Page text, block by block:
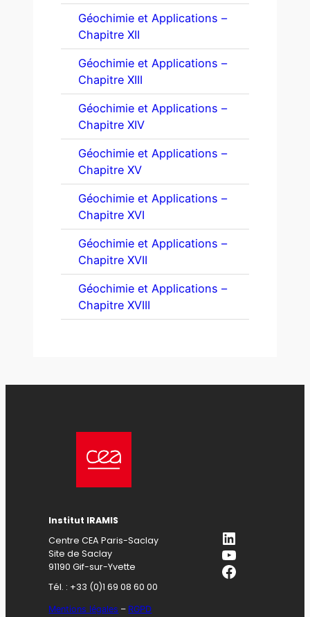
Géochimie et Applications –
Chapitre XII
Géochimie et Applications –
Chapitre XIII
Géochimie et Applications –
Chapitre XIV
Géochimie et Applications –
Chapitre XV
Géochimie et Applications –
Chapitre XVI
Géochimie et Applications –
Chapitre XVII
Géochimie et Applications –
Chapitre XVIII
Institut IRAMIS
Centre CEA Paris-Saclay
Site de Saclay
91190 Gif-sur-Yvette
Tél. : +33 (0)1 69 08 60 00
Mentions légales – RGPD
LinkedIn
YouTube
Facebook